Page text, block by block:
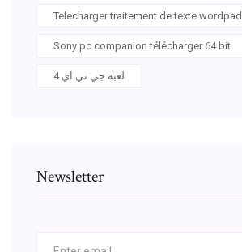
Telecharger traitement de texte wordpad
Sony pc companion télécharger 64 bit
لعبه جي تي اي 4
Newsletter